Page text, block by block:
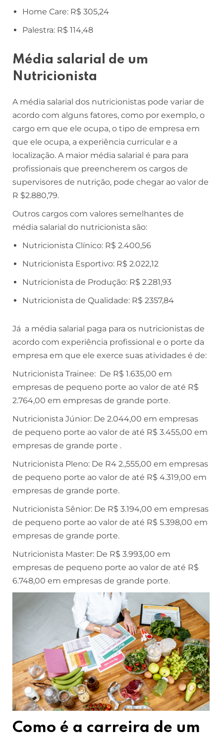
Home Care: R$ 305,24
Palestra: R$ 114,48
Média salarial de um
Nutricionista
A média salarial dos nutricionistas pode variar de
acordo com alguns fatores, como por exemplo, o
cargo em que ele ocupa, o tipo de empresa em
que ele ocupa, a experiência curricular e a
localização. A maior média salarial é para para
profissionais que preencherem os cargos de
supervisores de nutrição, pode chegar ao valor de
R $2.880,79.
Outros cargos com valores semelhantes de
média salarial do nutricionista são:
Nutricionista Clínico: R$ 2.400,56
Nutricionista Esportivo: R$ 2.022,12
Nutricionista de Produção: R$ 2.281,93
Nutricionista de Qualidade: R$ 2357,84
Já a média salarial paga para os nutricionistas de
acordo com experiência profissional e o porte da
empresa em que ele exerce suas atividades é de:
Nutricionista Trainee: De R$ 1.635,00 em
empresas de pequeno porte ao valor de até R$
2.764,00 em empresas de grande porte.
Nutricionista Júnior: De 2.044,00 em empresas
de pequeno porte ao valor de até R$ 3.455,00 em
empresas de grande porte .
Nutricionista Pleno: De R4 2.,555,00 em empresas
de pequeno porte ao valor de até R$ 4.319,00 em
empresas de grande porte.
Nutricionista Sênior: De R$ 3.194,00 em empresas
de pequeno porte ao valor de até R$ 5.398,00 em
empresas de grande porte.
Nutricionista Master: De R$ 3.993,00 em
empresas de pequeno porte ao valor de até R$
6.748,00 em empresas de grande porte.
Como é a carreira de um